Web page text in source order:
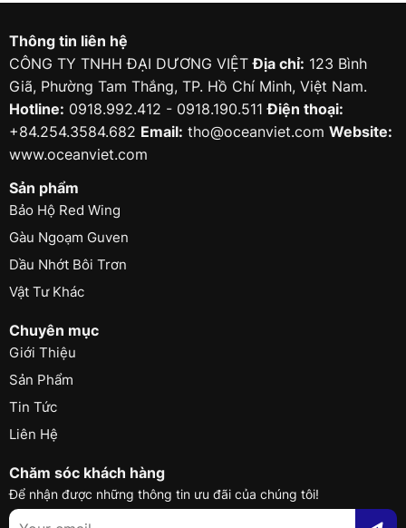
Thông tin liên hệ
CÔNG TY TNHH ĐẠI DƯƠNG VIỆTĐịa chỉ: 123 Bình
Giã, Phường Tam Thắng, TP. Hồ Chí Minh, Việt Nam.
Hotline: 0918.992.412 - 0918.190.511Điện thoại:
+84.254.3584.682 Email: tho@oceanviet.com Website:
www.oceanviet.com
Sản phẩm
Bảo Hộ Red Wing
Gàu Ngoạm Guven
Dầu Nhớt Bôi Trơn
Vật Tư Khác
Chuyên mục
Giới Thiệu
Sản Phẩm
Tin Tức
Liên Hệ
Chăm sóc khách hàng
Để nhận được những thông tin ưu đãi của chúng tôi!